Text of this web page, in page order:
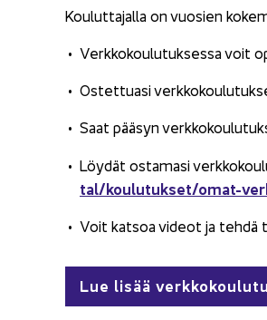
Kou­lut­ta­jal­la on vuo­sien
Verk­ko­kou­lu­tuk­ses­sa voit
Os­tet­tua­si
Saat pää­syn
Löy­dät os­ta­ma­si
tal/kou­lu­tuk­set/omat-​
Voit kat­soa vi­deot ja tehdä
Lue lisää